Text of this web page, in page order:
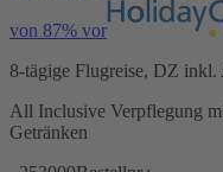
von 87% vor
8-tägige Flugreise, DZ inkl.
All Inclusive Verpflegung
Getränken